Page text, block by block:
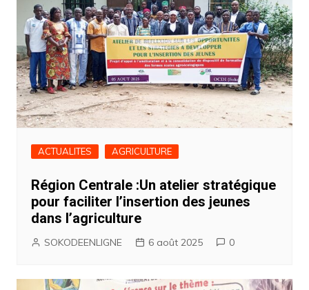
ACTUALITES AGRICULTURE
Région Centrale :Un atelier stratégique
pour faciliter l’insertion des jeunes
dans l’agriculture
SOKODEENLIGNE 6 août 2025 0